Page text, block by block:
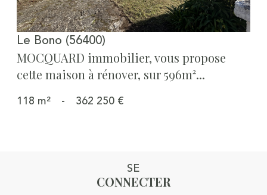
Le Bono (56400)
MOCQUARD immobilier, vous propose
cette maison à rénover, sur 596m²...
118 m² - 362 250 €
SE
CONNECTER